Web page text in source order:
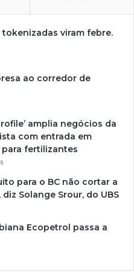
tokenizadas viram febre.
ao corredor de
amplia negócios da
com entrada em
fertilizantes
para o BC não cortar a
Solange Srour, do UBS
Ecopetrol passa a